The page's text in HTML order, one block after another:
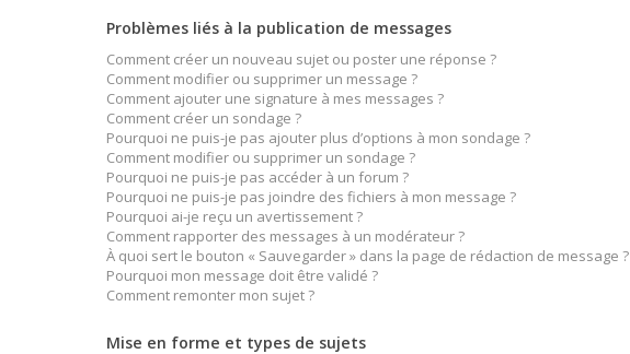
Problèmes liés à la publication de messages
Comment créer un nouveau sujet ou poster une réponse ?
Comment modifier ou supprimer un message ?
Comment ajouter une signature à mes messages ?
Comment créer un sondage ?
Pourquoi ne puis-je pas ajouter plus d’options à mon sondage ?
Comment modifier ou supprimer un sondage ?
Pourquoi ne puis-je pas accéder à un forum ?
Pourquoi ne puis-je pas joindre des fichiers à mon message ?
Pourquoi ai-je reçu un avertissement ?
Comment rapporter des messages à un modérateur ?
À quoi sert le bouton « Sauvegarder » dans la page de rédaction de message ?
Pourquoi mon message doit être validé ?
Comment remonter mon sujet ?
Mise en forme et types de sujets